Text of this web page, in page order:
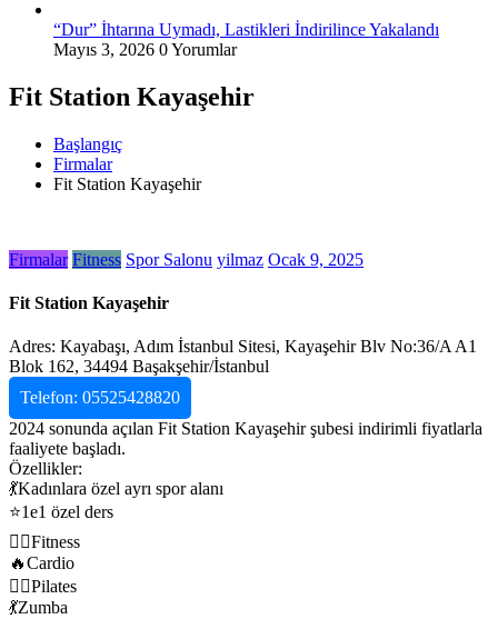
“Dur” İhtarına Uymadı, Lastikleri İndirilince Yakalandı
Mayıs 3, 2026 0 Yorumlar
Fit Station Kayaşehir
Başlangıç
Firmalar
Fit Station Kayaşehir
Firmalar Fitness Spor Salonu yilmaz Ocak 9, 2025
Fit Station Kayaşehir
Adres: Kayabaşı, Adım İstanbul Sitesi, Kayaşehir Blv No:36/A A1
Blok 162, 34494 Başakşehir/İstanbul
Telefon: 05525428820
2024 sonunda açılan Fit Station Kayaşehir şubesi indirimli fiyatlarla
faaliyete başladı.
Özellikler:
💃Kadınlara özel ayrı spor alanı
⭐1e1 özel ders
🏃‍♂️Fitness
🔥Cardio
🧘‍♀️Pilates
💃Zumba